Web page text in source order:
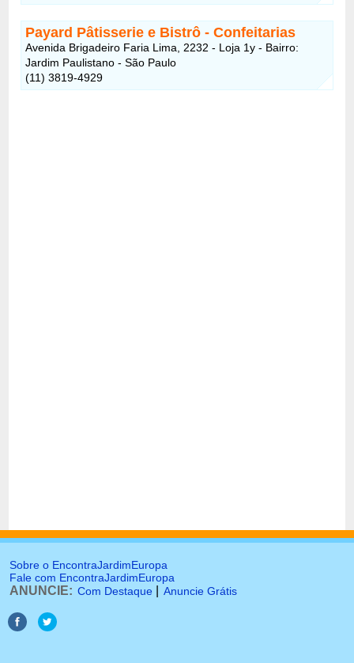
Payard Pâtisserie e Bistrô- Confeitarias
Avenida Brigadeiro Faria Lima, 2232 - Loja 1y - Bairro:
Jardim Paulistano - São Paulo
(11) 3819-4929
Sobre o EncontraJardimEuropa
Fale com EncontraJardimEuropa
ANUNCIE: Com Destaque Anuncie Grátis